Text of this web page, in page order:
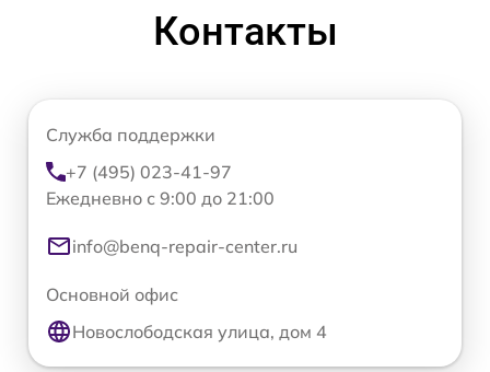
Контакты
Служба поддержки
+7 (495) 023-41-97
Ежедневно с 9:00 до 21:00
info@benq-repair-center.ru
Основной офис
Новослободская улица, дом 4